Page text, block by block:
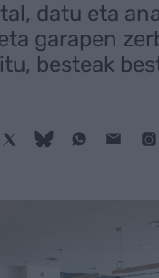
datu eta
garapen
besteak